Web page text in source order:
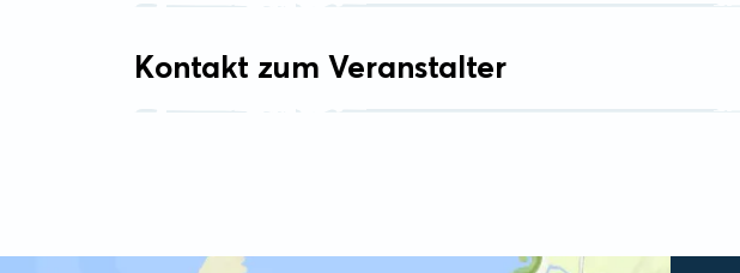
Kontakt zum Veranstalter